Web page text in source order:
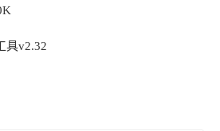
具v2.32